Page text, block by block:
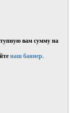
вам сумму на
наш баннер.